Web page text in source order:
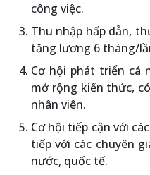
công việc.
Thu nhập hấp dẫn,
tăng lương 6 tháng/
Cơ hội phát triển cá
mở rộng kiến thức,
nhân viên.
Cơ hội tiếp cận với
tiếp với các chuyên
nước, quốc tế.